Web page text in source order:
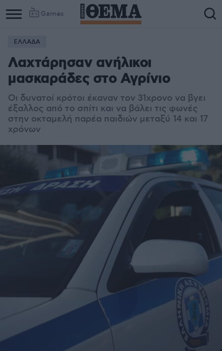
Games
ΕΛΛΑΔΑ
Λαχτάρησαν ανήλικοι
μασκαράδες στο Αγρίνιο
Οι δυνατοί κρότοι έκαναν τον 31χρονο να βγει
έξαλλος από το σπίτι και να βάλει τις φωνές
στην οκταμελή παρέα παιδιών μεταξύ 14 και 17
χρόνων